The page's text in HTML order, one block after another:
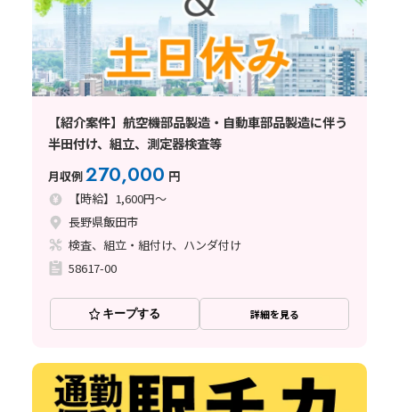
【紹介案件】航空機部品製造・自動車部品製造に伴う
半田付け、組立、測定器検査等
月収例270,000 円
【時給】1,600円～
長野県飯田市
検査、組立・組付け、ハンダ付け
58617-00
キープする 詳細を見る